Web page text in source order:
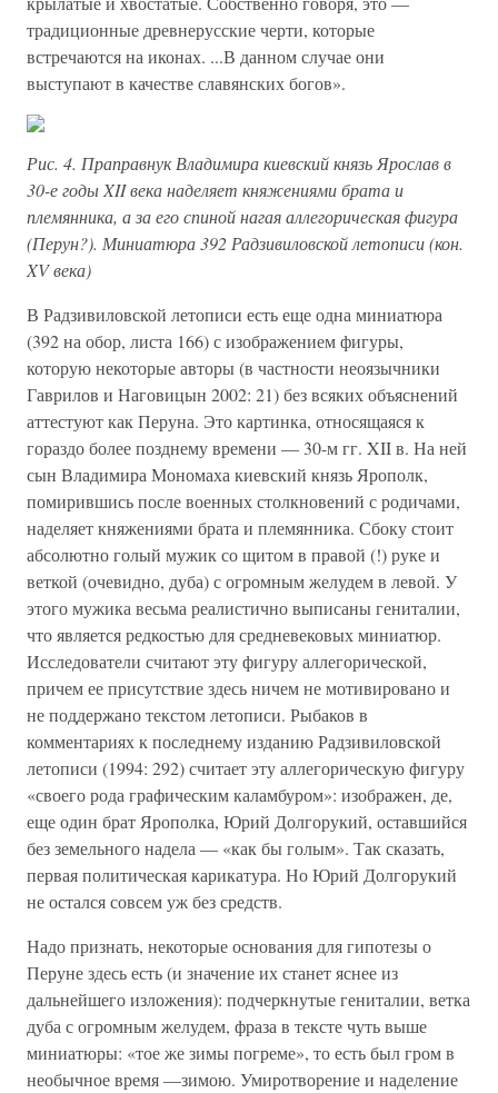
традиционные древнерусские черти, которые
встречаются на иконах. ...В данном случае они
выступают в качестве славянских богов».
Рис. 4. Праправнук Владимира киевский князь Ярослав в
30-е годы XII века наделяет княжениями брата и
племянника, а за его спиной нагая аллегорическая фигура
(Перун?). Миниатюра 392 Радзивиловской летописи (кон.
XV века)
В Радзивиловской летописи есть еще одна миниатюра
(392 на обор, листа 166) с изображением фигуры,
которую некоторые авторы (в частности неоязычники
Гаврилов и Наговицын 2002: 21) без всяких объяснений
аттестуют как Перуна. Это картинка, относящаяся к
гораздо более позднему времени — 30-м гг. XII в. На ней
сын Владимира Мономаха киевский князь Ярополк,
помирившись после военных столкновений с родичами,
наделяет княжениями брата и племянника. Сбоку стоит
абсолютно голый мужик со щитом в правой (!) руке и
веткой (очевидно, дуба) с огромным желудем в левой. У
этого мужика весьма реалистично выписаны гениталии,
что является редкостью для средневековых миниатюр.
Исследователи считают эту фигуру аллегорической,
причем ее присутствие здесь ничем не мотивировано и
не поддержано текстом летописи. Рыбаков в
комментариях к последнему изданию Радзивиловской
летописи (1994: 292) считает эту аллегорическую фигуру
«своего рода графическим каламбуром»: изображен, де,
еще один брат Ярополка, Юрий Долгорукий, оставшийся
без земельного надела — «как бы голым». Так сказать,
первая политическая карикатура. Но Юрий Долгорукий
не остался совсем уж без средств.
Надо признать, некоторые основания для гипотезы о
Перуне здесь есть (и значение их станет яснее из
дальнейшего изложения): подчеркнутые гениталии, ветка
дуба с огромным желудем, фраза в тексте чуть выше
миниатюры: «тое же зимы погреме», то есть был гром в
необычное время —зимою. Умиротворение и наделение